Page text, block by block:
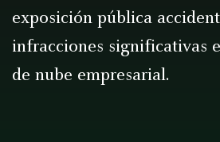
exposición pública
infracciones significativas
de nube empresarial.